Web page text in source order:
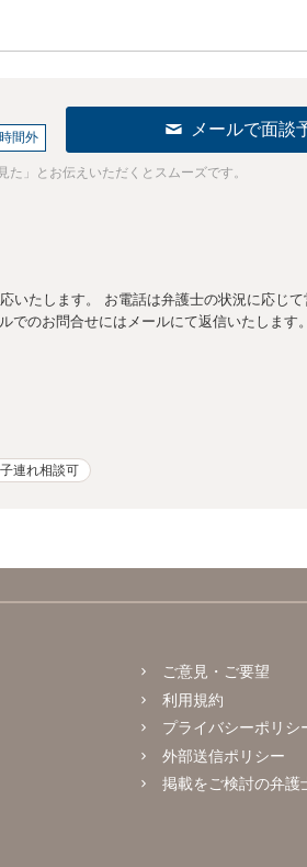
時間外 メールで面談
」とお伝えいただくとスムーズです。
いたします。 お電話は弁護士の状況に応じて
でのお問合せにはメールにて返信いたします。
子連れ相談可
ご意見・ご要望
利用規約
プライバシーポリシ
外部送信ポリシー
掲載をご検討の弁護